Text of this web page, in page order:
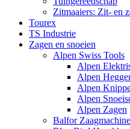
Zitmaaiers: Zit- en
Tourex
TS Industrie
Zagen en snoeien
Alpen Swiss Tools
Alpen
Alpen
Alpen
Alpen
Alpen Zagen
Balfor